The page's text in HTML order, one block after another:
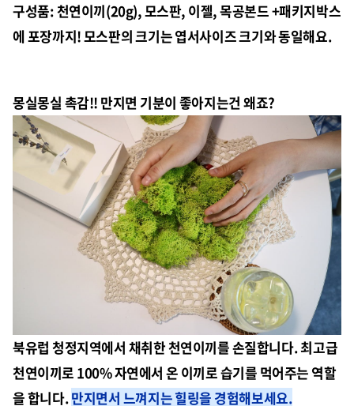
구성품: 천연이끼(20g), 모스판, 이젤, 목공본드 +패키지박스
에 포장까지! 모스판의 크기는 엽서사이즈 크기와 동일해요.
몽실몽실 촉감!! 만지면 기분이 좋아지는건 왜죠?
북유럽 청정지역에서 채취한 천연이끼를 손질합니다. 최고급
천연이끼로 100% 자연에서 온 이끼로 습기를 먹어주는 역할
을 합니다.만지면서 느껴지는 힐링을 경험해보세요.